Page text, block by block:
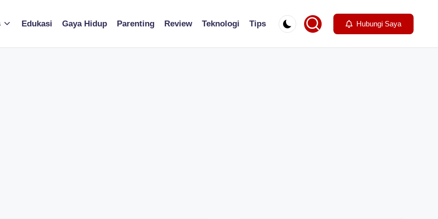
Edukasi Gaya Hidup Parenting Review Teknologi Tips Hubungi Saya